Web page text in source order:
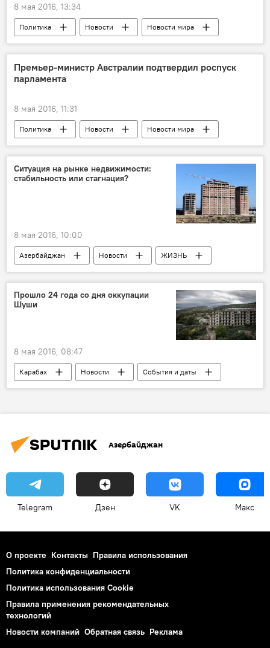
8 мая 2016, 13:34
Политика Новости
Новости мира
Россия
Премьер-министр Австралии подтвердил роспуск
парламента
8 мая 2016, 11:31
Политика Новости Новости мира
Ситуация на рынке недвижимости:
стабильность или стагнация?
8 мая 2016, 10:00
Азербайджан Новости ЖИЗНЬ
Прошло 24 года со дня оккупации
Шуши
8 мая 2016, 08:47
Карабах Новости События и даты
Азербайджан
Telegram Дзен VK Макс
О проекте Контакты Правила использования
Политика конфиденциальности
Политика использования Cookie
Правила применения рекомендательных
технологий
Новости компаний Обратная связь Реклама